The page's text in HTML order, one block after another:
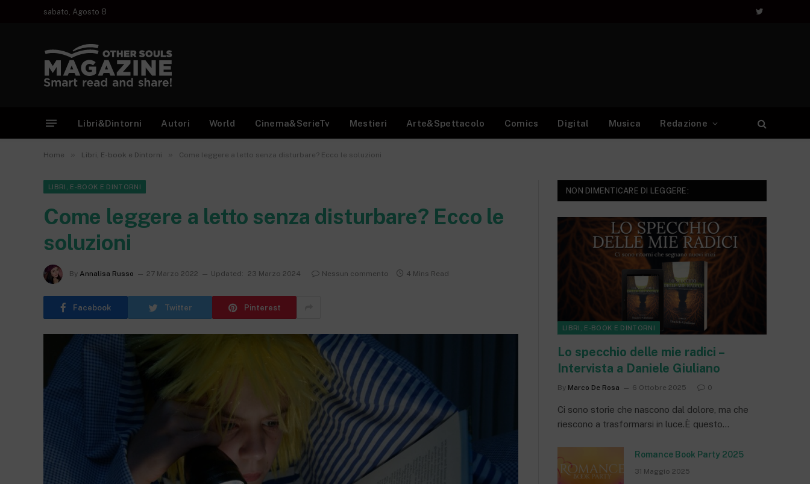
sabato, Agosto 8
Twitter
Libri&Dintorni Autori World Cinema&SerieTv Mestieri Arte&Spettacolo Comics Digital Musica Redazione
Home » Libri, E-book e Dintorni » Come leggere a letto senza disturbare? Ecco le soluzioni
LIBRI, E-BOOK E DINTORNI
Come leggere a letto senza disturbare? Ecco le
soluzioni
By Annalisa Russo 27 Marzo 2022 Updated: 23 Marzo 2024 Nessun commento 4 Mins Read
Facebook Twitter Pinterest
NON DIMENTICARE DI LEGGERE:
LIBRI, E-BOOK E DINTORNI
Lo specchio delle mie radici –
Intervista a Daniele Giuliano
By Marco De Rosa 6 Ottobre 2025 0
Ci sono storie che nascono dal dolore, ma che
riescono a trasformarsi in luce.È questo…
Romance Book Party 2025
31 Maggio 2025